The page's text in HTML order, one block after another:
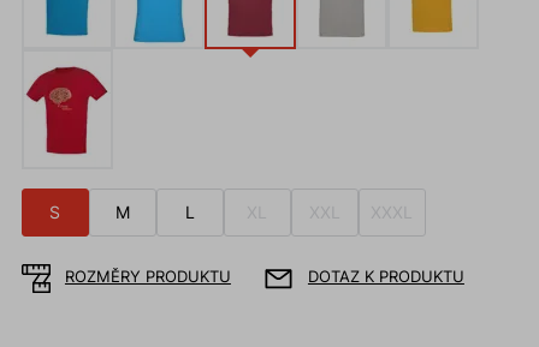
S M L XL XXL XXXL
ROZMĚRY PRODUKTU DOTAZ K PRODUKTU